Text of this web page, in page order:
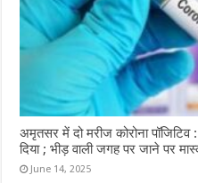
अमृतसर में दो मरीज कोरोना
दिया ; भीड़ वाली जगह पर जाने पर
June 14, 2025